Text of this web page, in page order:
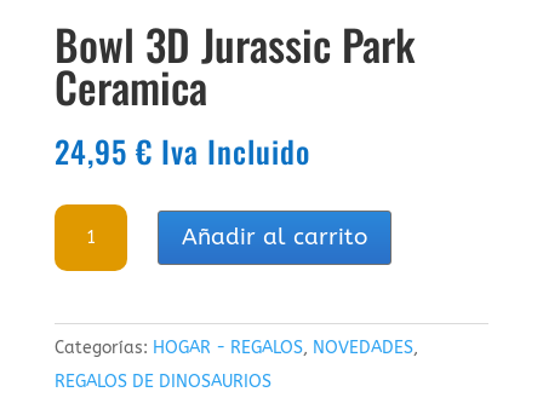
Bowl 3D Jurassic Park
Ceramica
24,95 € Iva Incluido
Bowl
Park
Ceramica
cantidad
Añadir al carrito
Categorías: HOGAR - REGALOS, NOVEDADES,
REGALOS DE DINOSAURIOS